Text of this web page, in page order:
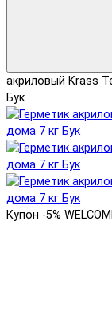
акриловый Krass
Бук
Купон -5%